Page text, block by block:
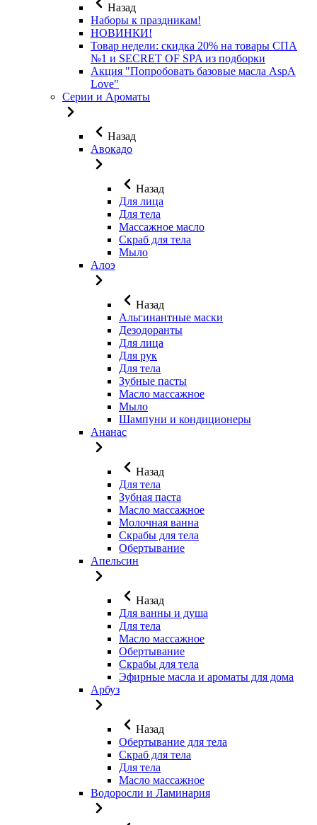
Назад
Наборы к праздникам!
НОВИНКИ!
Товар недели: скидка 20% на товары СПА
№1 и SECRET OF SPA из подборки
Акция "Попробовать базовые масла AspA
Love"
Серии и Ароматы
Назад
Авокадо
Назад
Для лица
Для тела
Массажное масло
Скраб для тела
Мыло
Алоэ
Назад
Альгинантные маски
Дезодоранты
Для лица
Для рук
Для тела
Зубные пасты
Масло массажное
Мыло
Шампуни и кондиционеры
Ананас
Назад
Для тела
Зубная паста
Масло массажное
Молочная ванна
Скрабы для тела
Обертывание
Апельсин
Назад
Для ванны и душа
Для тела
Масло массажное
Обертывание
Скрабы для тела
Эфирные масла и ароматы для дома
Арбуз
Назад
Обертывание для тела
Скраб для тела
Для тела
Масло массажное
Водоросли и Ламинария